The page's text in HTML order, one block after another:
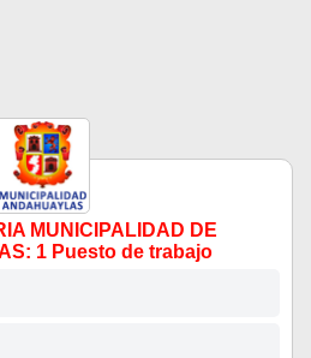
MUNICIPALIDAD DE
1 Puesto de trabajo